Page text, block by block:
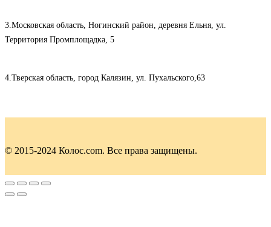
3.Московская область, Ногинский район, деревня Ельня, ул.
Территория Промплощадка, 5
4.Тверская область, город Калязин, ул. Пухальского,63
© 2015-2024 Колос.com. Все права защищены.